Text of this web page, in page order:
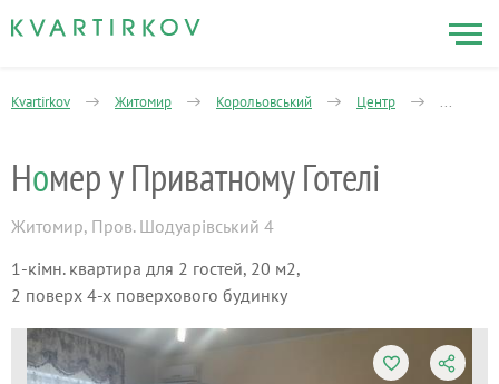
Kvartirkov Житомир Корольовський Центр 1-
Номер у Приватному Готелі
Житомир, Пров. Шодуарівський 4
1-кімн. квартира для 2 гостей, 20 м2,
2 поверх 4-х поверхового будинку